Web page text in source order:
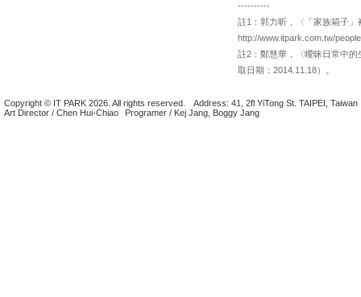
----------
註1：郭力昕，〈「家族箱子
http://www.itpark.com.tw/
註2：鄭慧華，〈曖昧日常中
取日期：2014.11.18）。
Copyright © IT PARK 2026. All rights reserved.
Address: 41, 2fl YiTong St. TAIPEI, Taiwan
Art Director / Chen Hui-Chiao
Programer / Kej Jang, Boggy Jang